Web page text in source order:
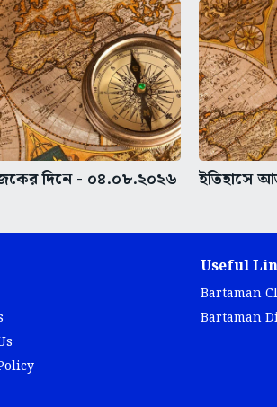
দিনে - ০৪.০৮.২০২৬ ইতিহাসে
Useful
Bartaman
Bartaman